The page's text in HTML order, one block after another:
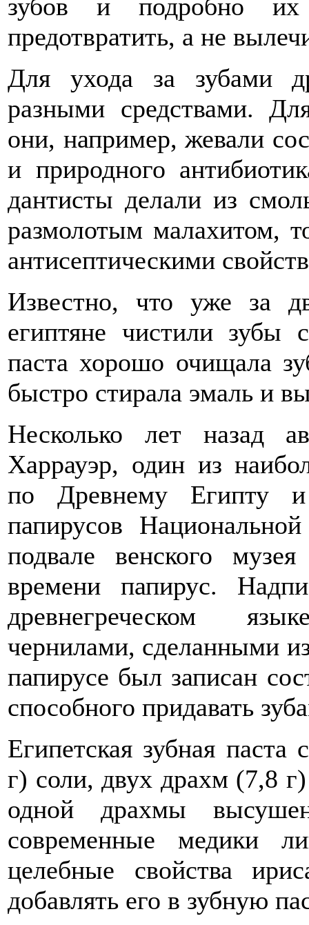
зубов и подробно их
предотвратить, а не
Для ухода за зубами
разными средствами.
они, например, жевали
и природного
дантисты делали из
размолотым малахитом,
антисептическими
Известно, что уже за
египтяне чистили зубы
паста хорошо очищала
быстро стирала эмаль и
Несколько лет назад
Харрауэр, один из
по Древнему Египту и
папирусов
подвале венского
времени папирус.
древнегреческом
чернилами, сделанными
папирусе был записан
способного придавать
Египетская зубная
г) соли, двух драхм (7,8
одной драхмы
современные медики
целебные свойства
добавлять его в зубную